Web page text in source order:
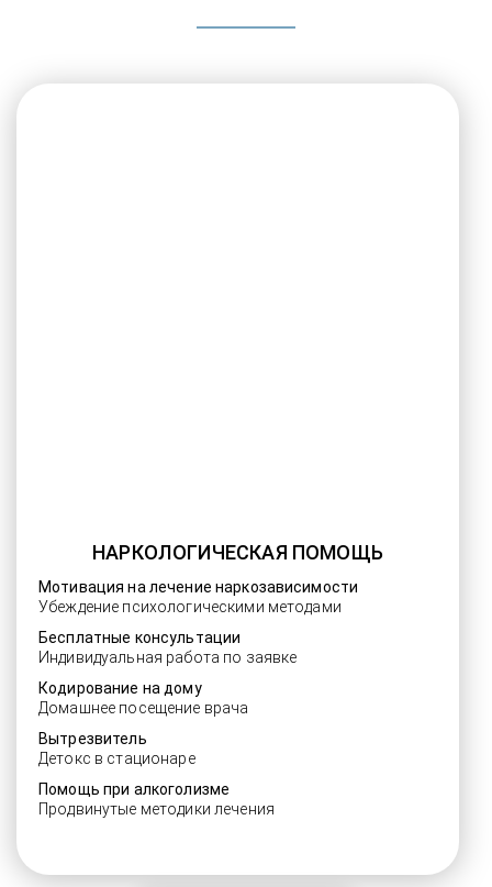
НАРКОЛОГИЧЕСКАЯ ПОМОЩЬ
Мотивация на лечение наркозависимости
Убеждение психологическими методами
Бесплатные консультации
Индивидуальная работа по заявке
Кодирование на дому
Домашнее посещение врача
Вытрезвитель
Детокс в стационаре
Помощь при алкоголизме
Продвинутые методики лечения